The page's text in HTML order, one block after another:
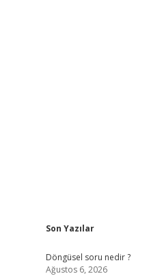
Sidebar
Son Yazılar
Döngüsel soru nedir ?
Ağustos 6, 2026